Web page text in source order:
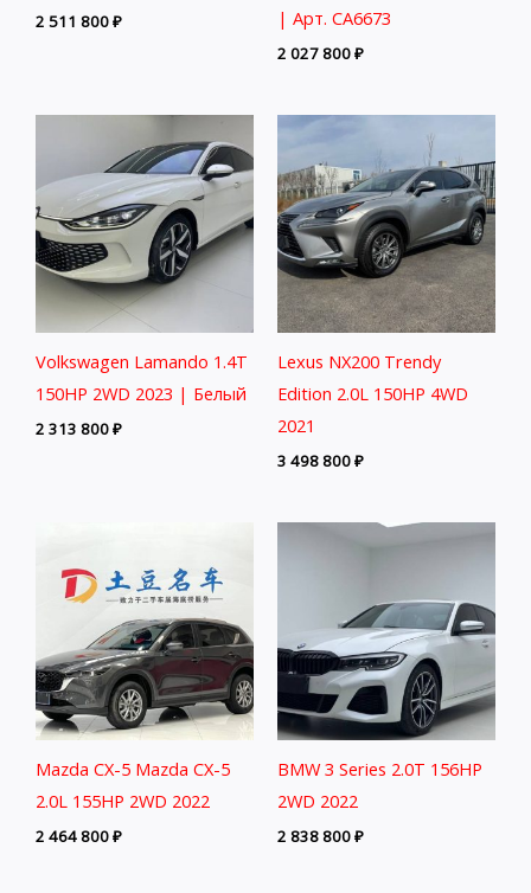
2 511 800₽
| Арт. CA6673
2 027 800₽
Volkswagen Lamando 1.4T
150HP 2WD 2023 | Белый
2 313 800₽
Lexus NX200 Trendy
Edition 2.0L 150HP 4WD
2021
3 498 800₽
Mazda CX-5 Mazda CX-5
2.0L 155HP 2WD 2022
2 464 800₽
BMW 3 Series 2.0T 156HP
2WD 2022
2 838 800₽